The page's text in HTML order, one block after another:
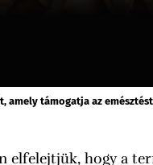
amely támogatja az
elfelejtjük, hogy a